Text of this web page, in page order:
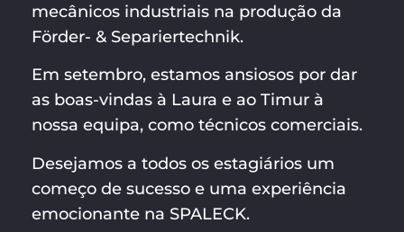
mecânicos industriais na produção da
Förder- & Separiertechnik.
Em setembro, estamos ansiosos por dar
as boas-vindas à Laura e ao Timur à
nossa equipa, como técnicos comerciais.
Desejamos a todos os estagiários um
começo de sucesso e uma experiência
emocionante na SPALECK.